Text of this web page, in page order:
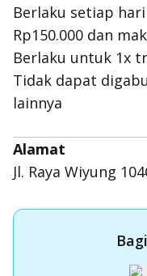
Berlaku setiap
Rp150.000 dan
Berlaku untuk 1x
Tidak dapat
lainnya
Alamat
Jl. Raya Wiyung